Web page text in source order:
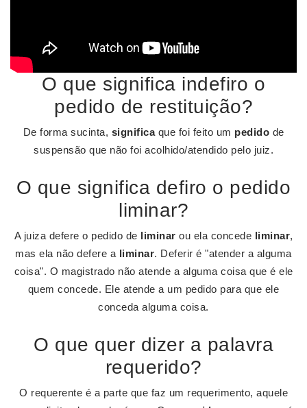
O que significa indefiro o
pedido de restituição?
De forma sucinta, significaque foi feito um pedido de
suspensão que não foi acolhido/atendido pelo juiz.
O que significa defiro o pedido
liminar?
A juiza defere o pedido de liminar ou ela concede liminar,
mas ela não defere a liminar. Deferir é "atender a alguma
coisa". O magistrado não atende a alguma coisa que é ele
quem concede. Ele atende a um pedido para que ele
conceda alguma coisa.
O que quer dizer a palavra
requerido?
O requerente é a parte que faz um requerimento, aquele